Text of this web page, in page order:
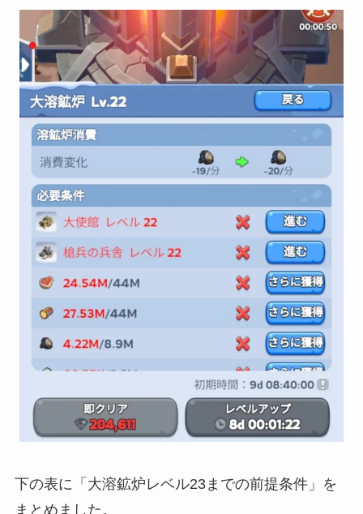
下の表に「大溶鉱炉レベル23までの前提条件」を
まとめました。